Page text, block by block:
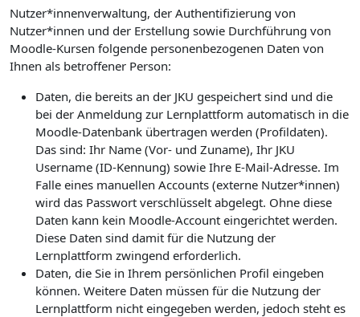
Nutzer*innenverwaltung, der Authentifizierung von
Nutzer*innen und der Erstellung sowie Durchführung von
Moodle-Kursen folgende personenbezogenen Daten von
Ihnen als betroffener Person:
Daten, die bereits an der JKU gespeichert sind und die
bei der Anmeldung zur Lernplattform automatisch in die
Moodle-Datenbank übertragen werden (Profildaten).
Das sind: Ihr Name (Vor- und Zuname), Ihr JKU
Username (ID-Kennung) sowie Ihre E-Mail-Adresse. Im
Falle eines manuellen Accounts (externe Nutzer*innen)
wird das Passwort verschlüsselt abgelegt. Ohne diese
Daten kann kein Moodle-Account eingerichtet werden.
Diese Daten sind damit für die Nutzung der
Lernplattform zwingend erforderlich.
Daten, die Sie in Ihrem persönlichen Profil eingeben
können. Weitere Daten müssen für die Nutzung der
Lernplattform nicht eingegeben werden, jedoch steht es